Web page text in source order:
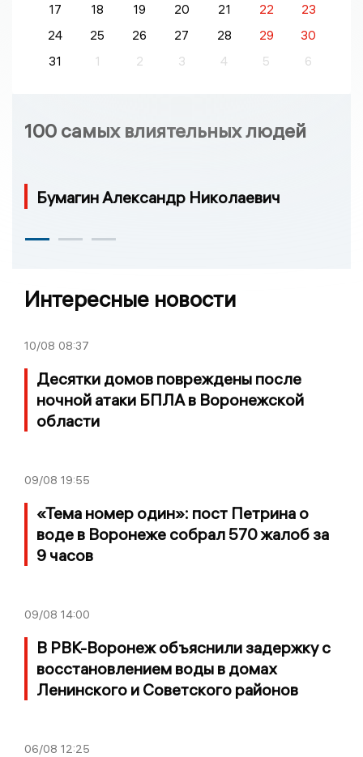
17
18 19 20 21 22
23
24
25 26 27 28 29
30
31
1 2 3 4 5 6
100 самых влиятельных людей
Бумагин Александр Николаевич
Интересные новости
10/08 08:37
Десятки домов повреждены после
ночной атаки БПЛА в Воронежской
области
09/08 19:55
«Тема номер один»: пост Петрина о
воде в Воронеже собрал 570 жалоб за
9 часов
09/08 14:00
В РВК-Воронеж объяснили задержку с
восстановлением воды в домах
Ленинского и Советского районов
06/08 12:25